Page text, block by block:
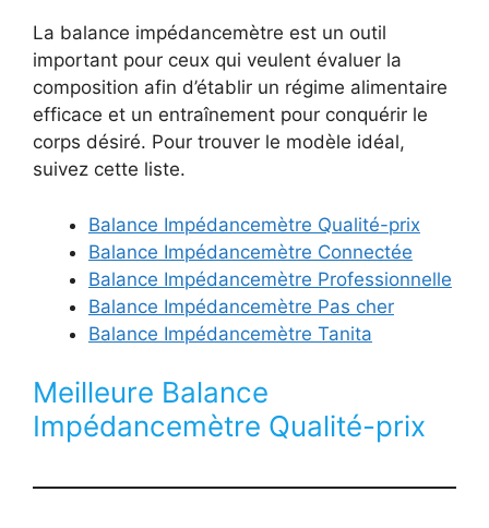
La balance impédancemètre est un outil
important pour ceux qui veulent évaluer la
composition afin d’établir un régime alimentaire
efficace et un entraînement pour conquérir le
corps désiré. Pour trouver le modèle idéal,
suivez cette liste.
Balance Impédancemètre Qualité-prix
Balance Impédancemètre Connectée
Balance Impédancemètre Professionnelle
Balance Impédancemètre Pas cher
Balance Impédancemètre Tanita
Meilleure Balance
Impédancemètre Qualité-prix